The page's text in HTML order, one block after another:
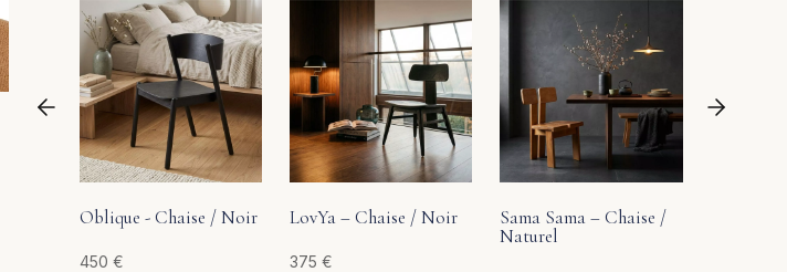
Oblique - Chaise / Noir
450 €
LovYa – Chaise / Noir
375€
Sama Sama – Chaise /
Naturel
220